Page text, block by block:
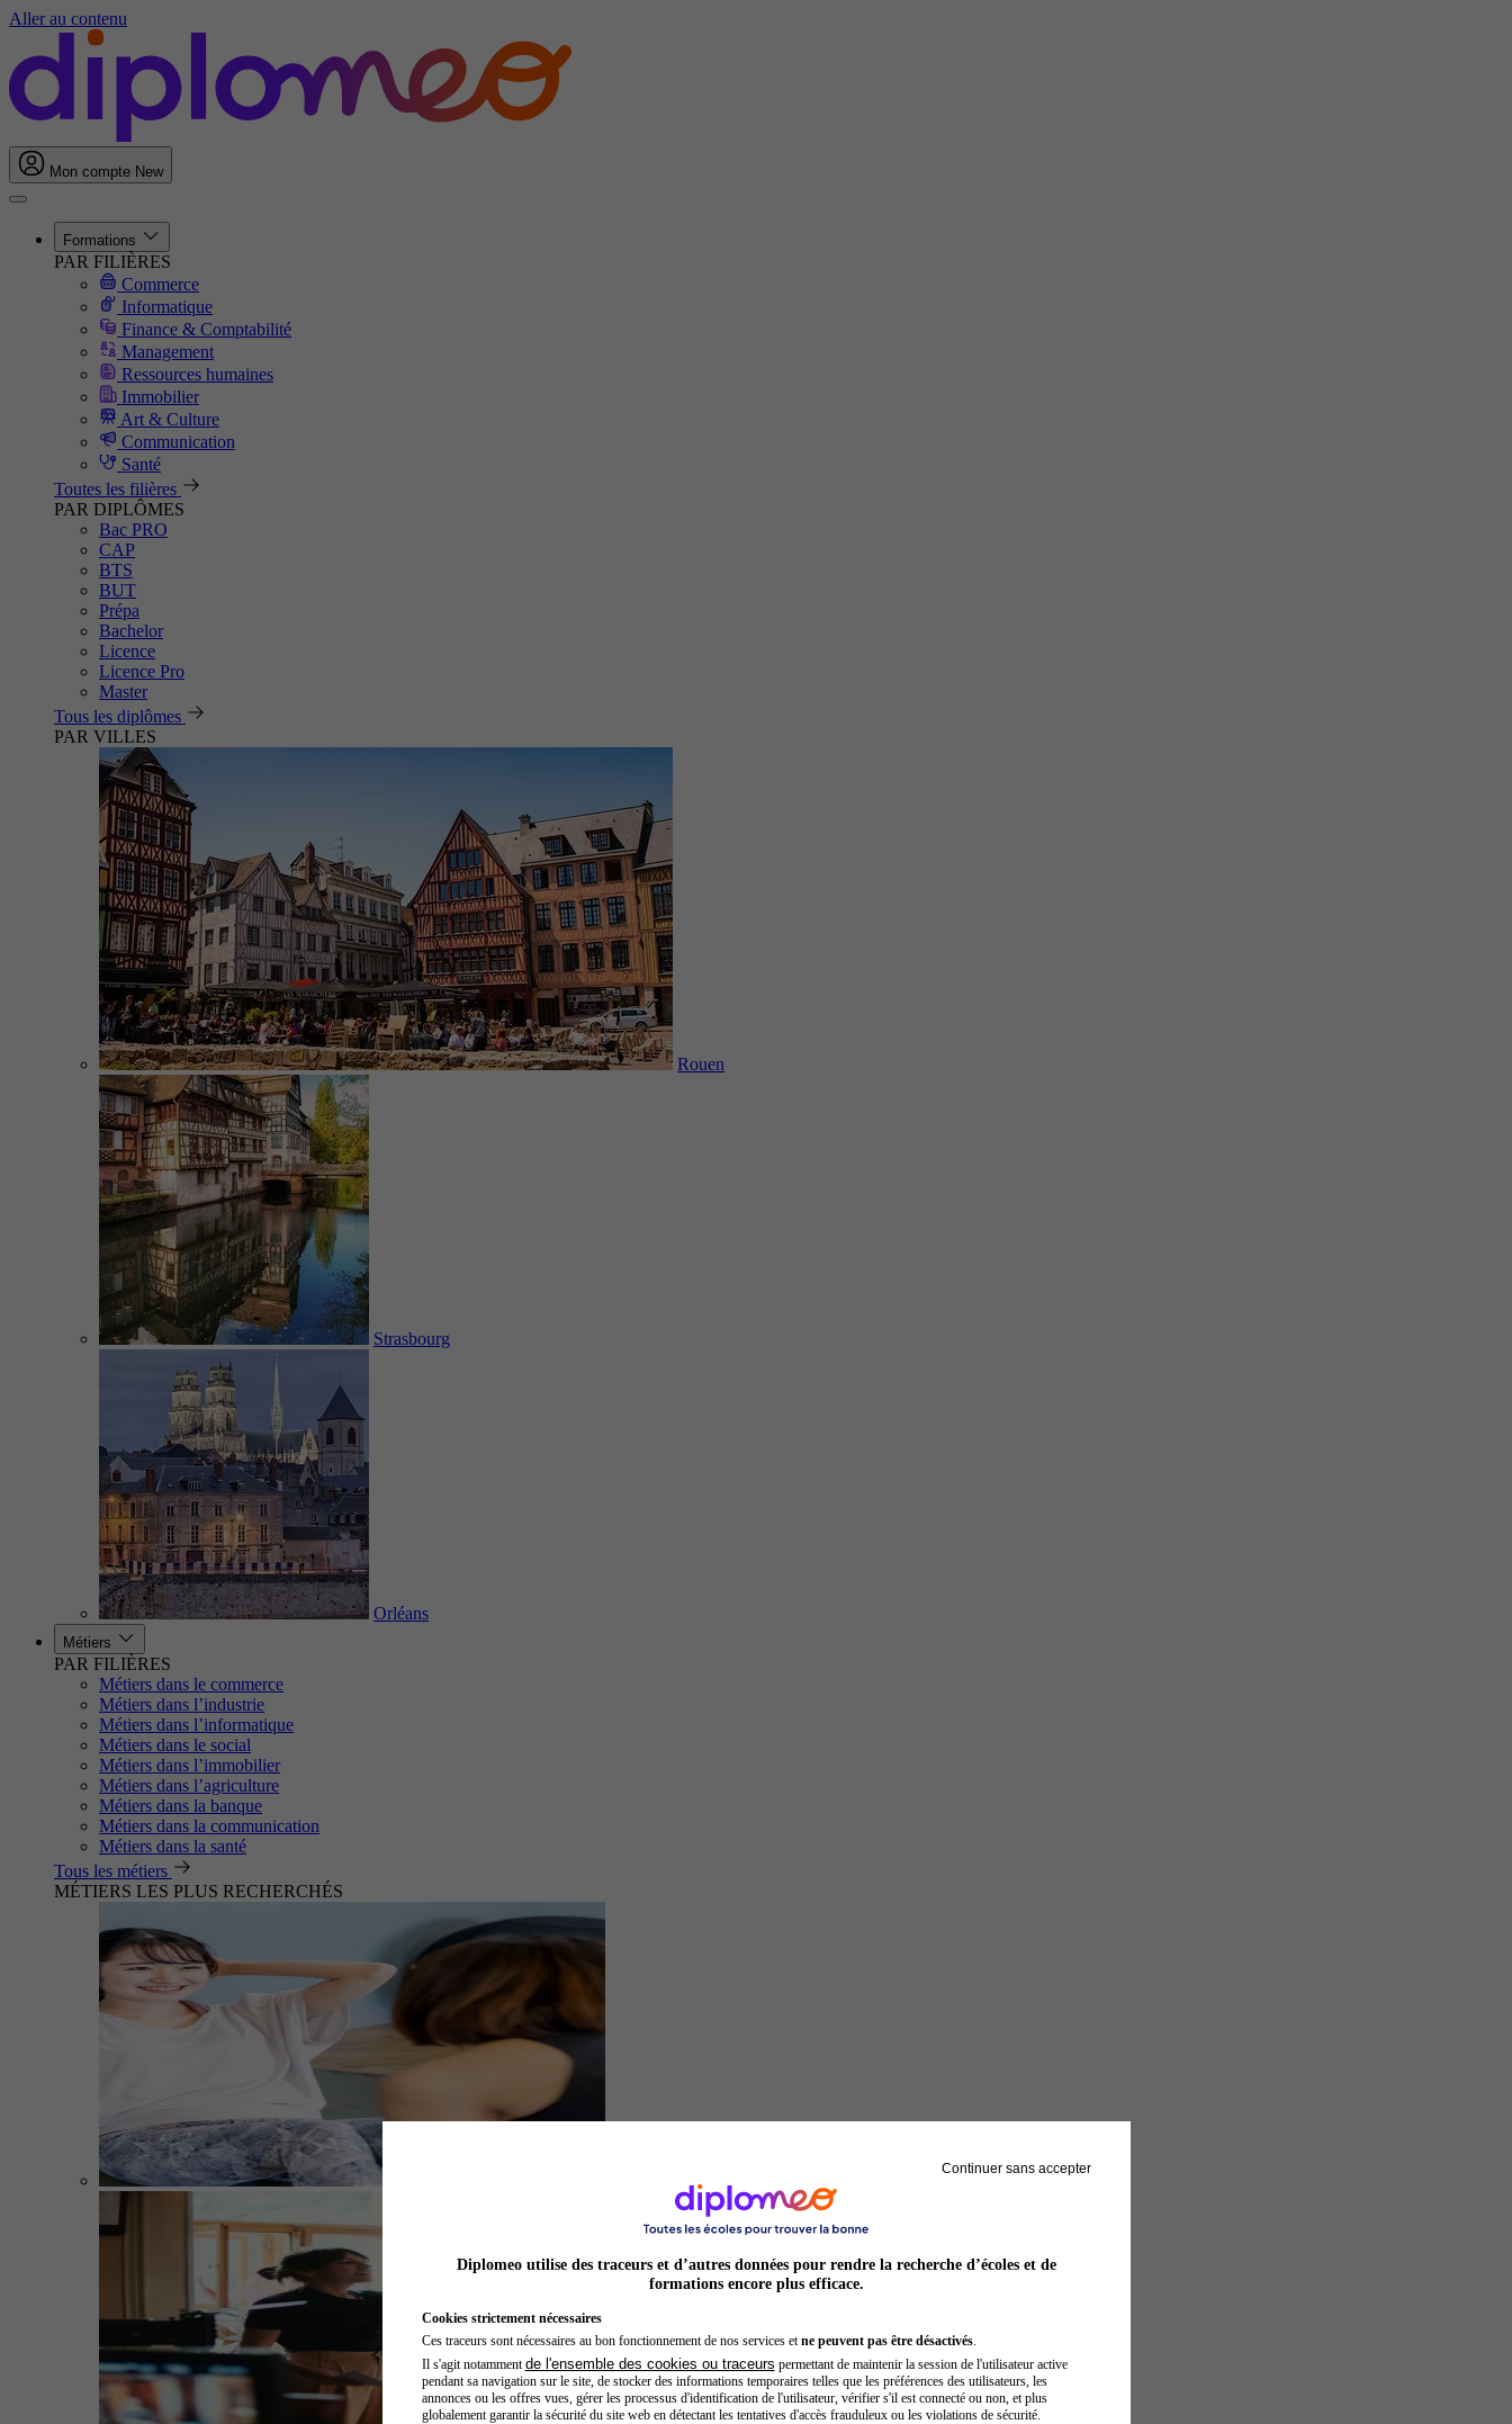
Aller au contenu
Mon compte New
Formations
PAR FILIÈRES
Commerce
Informatique
Finance & Comptabilité
Management
Ressources humaines
Immobilier
Art & Culture
Communication
Santé
Toutes les filières
PAR DIPLÔMES
Bac PRO
CAP
BTS
BUT
Prépa
Bachelor
Licence
Licence Pro
Master
Tous les diplômes
PAR VILLES
Rouen
Strasbourg
Orléans
Métiers
PAR FILIÈRES
Métiers dans le commerce
Métiers dans l’industrie
Métiers dans l’informatique
Métiers dans le social
Métiers dans l’immobilier
Métiers dans l’agriculture
Métiers dans la banque
Métiers dans la communication
Métiers dans la santé
Tous les métiers
MÉTIERS LES PLUS RECHERCHÉS
Préparateur physique
Continuer sans accepter
Diplomeo utilise des traceurs et d’autres données pour rendre la recherche d’écoles et de
formations encore plus efficace.
Cookies strictement nécessaires
Ces traceurs sont nécessaires au bon fonctionnement de nos services et ne peuvent pas être désactivés.
Il s'agit notamment de l'ensemble des cookies ou traceurs permettant de maintenir la session de l'utilisateur active
pendant sa navigation sur le site, de stocker des informations temporaires telles que les préférences des utilisateurs, les
annonces ou les offres vues, gérer les processus d'identification de l'utilisateur, vérifier s'il est connecté ou non, et plus
globalement garantir la sécurité du site web en détectant les tentatives d'accès frauduleux ou les violations de sécurité.